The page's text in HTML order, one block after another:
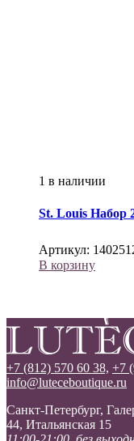
1 в наличии
St. Louis Набор
Артикул:
В корзину
+7 (812) 570 60 38, +7
info@luteceboutique.ru
Санкт-Петербург,
44, Итальянская 15